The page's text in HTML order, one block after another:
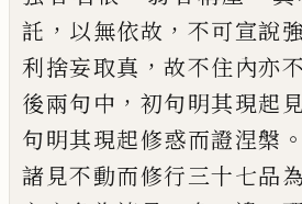
託 ， 以無依故 ， 不可宣說
利捨妄取真 ，故不住內亦不
後兩句中 ， 初句明其現起見
句明其現起修惑而證涅槃 。
諸見不動而修行三十七品